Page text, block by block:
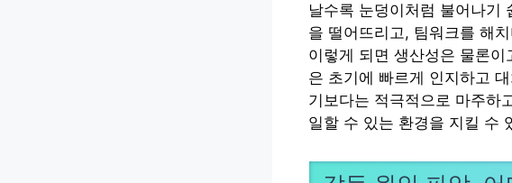
날수록 눈덩이처럼 불어나기
을 떨어뜨리고, 팀워크를 해
이렇게 되면 생산성은 물론
은 초기에 빠르게 인지하고
기보다는 적극적으로 마주하
일할 수 있는 환경을 지킬 수